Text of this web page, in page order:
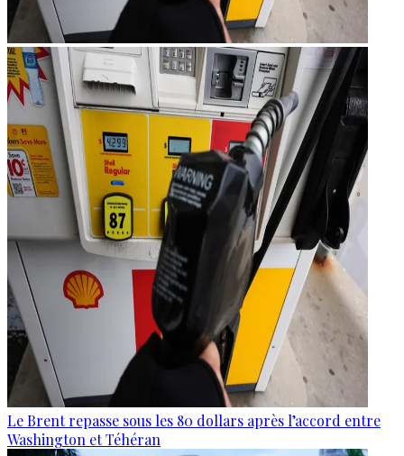
Le Brent repasse sous les 80 dollars après l’accord entre
Washington et Téhéran